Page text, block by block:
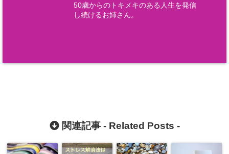
50歳からのトキメキのある人生を発信
し続けるお姉さん。
関連記事 - Related Posts -